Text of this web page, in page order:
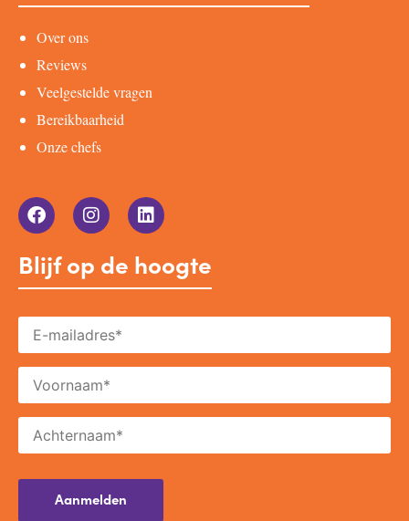
Over ons
Reviews
Veelgestelde vragen
Bereikbaarheid
Onze chefs
Blijf op de hoogte